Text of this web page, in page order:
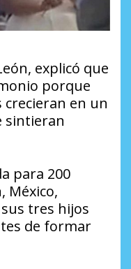
explicó que
porque
en un
sintieran
para 200
México,
tres hijos
de formar